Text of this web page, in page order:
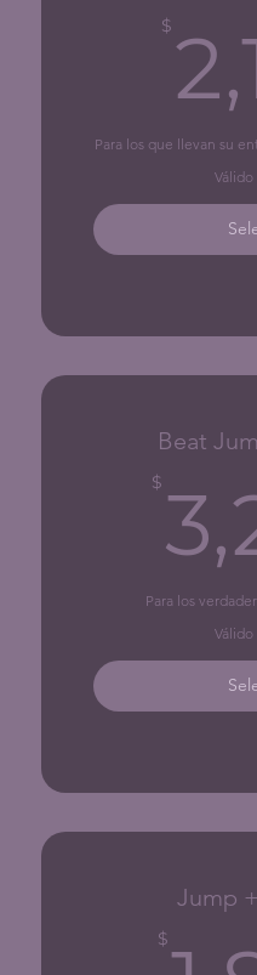
$
Para los que llevan su
Beat
$
Para los
Jump
$